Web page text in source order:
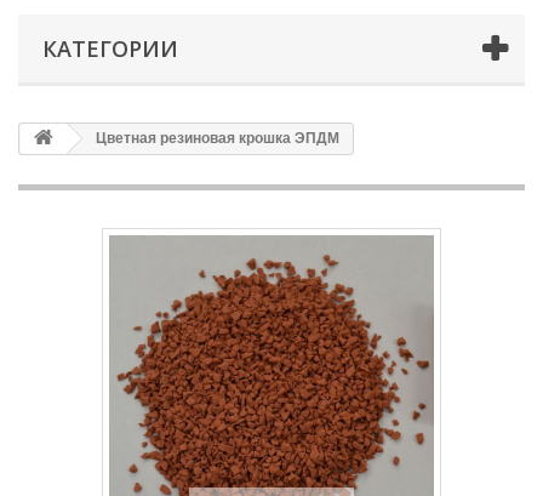
КАТЕГОРИИ
Цветная резиновая крошка ЭПДМ